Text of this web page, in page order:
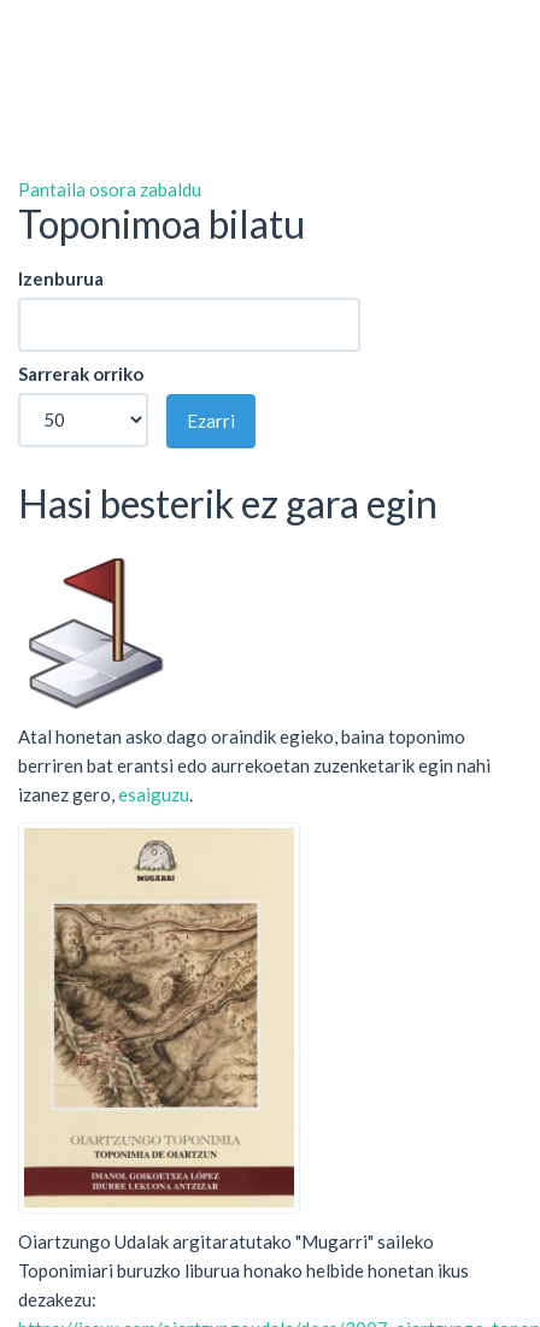
Pantaila osora zabaldu
Toponimoa bilatu
Izenburua
Sarrerak orriko
Ezarri
Hasi besterik ez gara egin
Atal honetan asko dago oraindik egieko, baina toponimo
berriren bat erantsi edo aurrekoetan zuzenketarik egin nahi
izanez gero,esaiguzu.
Oiartzungo Udalak argitaratutako "Mugarri" saileko
Toponimiari buruzko liburua honako helbide honetan ikus
dezakezu: